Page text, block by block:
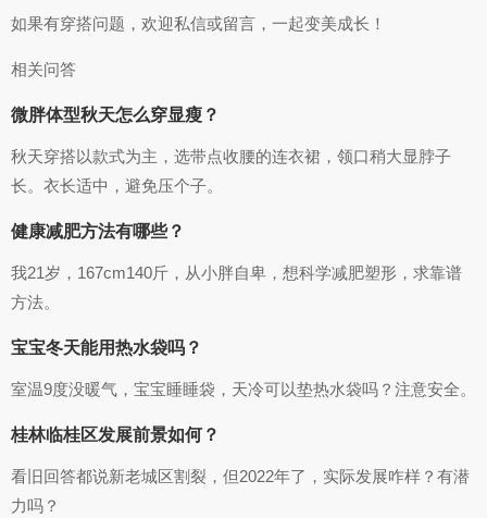
如果有穿搭问题，欢迎私信或留言，一起变美成长！
相关问答
微胖体型秋天怎么穿显瘦？
秋天穿搭以款式为主，选带点收腰的连衣裙，领口稍大显脖子
长。衣长适中，避免压个子。
健康减肥方法有哪些？
我21岁，167cm140斤，从小胖自卑，想科学减肥塑形，求靠谱
方法。
宝宝冬天能用热水袋吗？
室温9度没暖气，宝宝睡睡袋，天冷可以垫热水袋吗？注意安全。
桂林临桂区发展前景如何？
看旧回答都说新老城区割裂，但2022年了，实际发展咋样？有潜
力吗？